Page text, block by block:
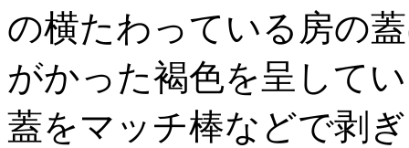
の横たわっている房の
がかった褐色を呈して
蓋をマッチ棒などで剥